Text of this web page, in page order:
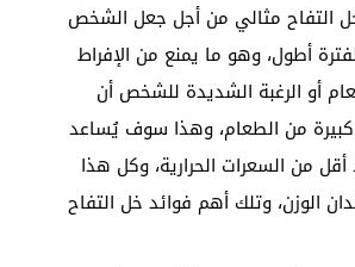
التفاح مثالي من أجل جعل الشخص
أطول، وهو ما يمنع من الإفراط
أو الرغبة الشديدة للشخص أن
كبيرة من الطعام، وهذا سوف يُساعد
من السعرات الحرارية، وكل هذا
الوزن، وتلك أهم فوائد خل التفاح